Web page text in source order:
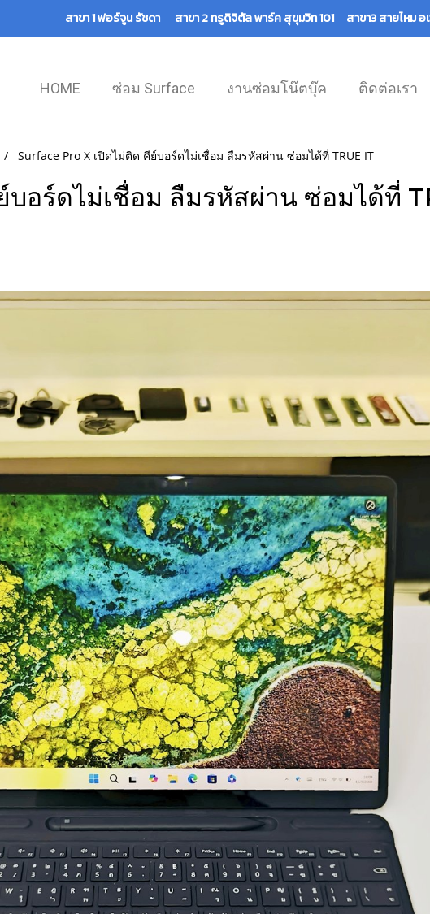
สาขา 1 ฟอร์จูน รัชดา สาขา 2 ทรูดิจิตัล พาร์ค สุขุมวิท 101 สาขา3 สายไหม อ
HOME ซ่อม Surface งานซ่อมโน๊ตบุ๊ค ติดต่อเรา
Surface Pro X เปิดไม่ติด คีย์บอร์ดไม่เชื่อม ลืมรหัสผ่าน ซ่อมได้ที่ TRUE IT
อร์ดไม่เชื่อม ลืมรหัสผ่าน ซ่อมได้ที่